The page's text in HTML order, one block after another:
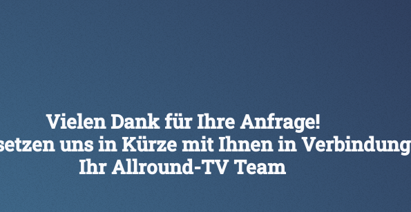
Vielen Dank für Ihre Anfrage!
uns in Kürze mit Ihnen in Verbindung
Ihr Allround-TV Team